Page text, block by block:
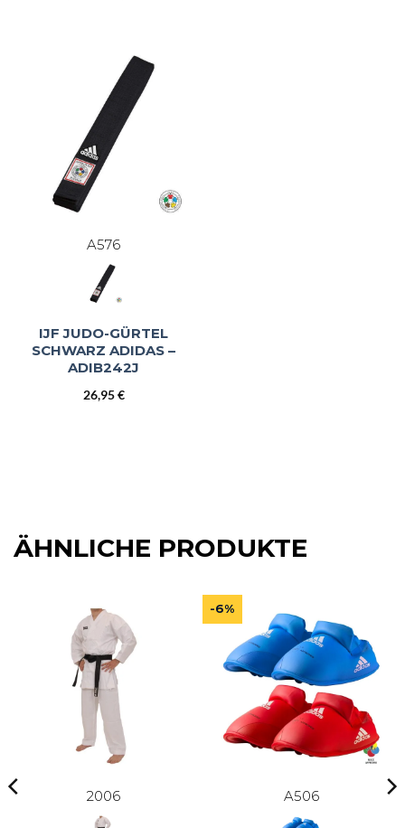
A576
IJF JUDO-GÜRTEL
SCHWARZ ADIDAS –
ADIB242J
26,95€
ÄHNLICHE PRODUKTE
2006
-6%
A506